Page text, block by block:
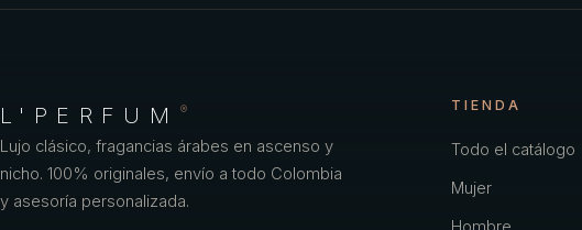
L'PERFUM ®
Lujo clásico, fragancias árabes en ascenso y
nicho. 100% originales, envío a todo Colombia
y asesoría personalizada.
TIENDA
Todo el catálogo
Mujer